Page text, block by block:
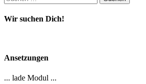
nach:
Wir suchen Dich!
Ansetzungen
... lade Modul ...